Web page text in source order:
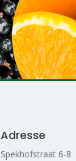
Adresse
Spekhofstraat 6-8